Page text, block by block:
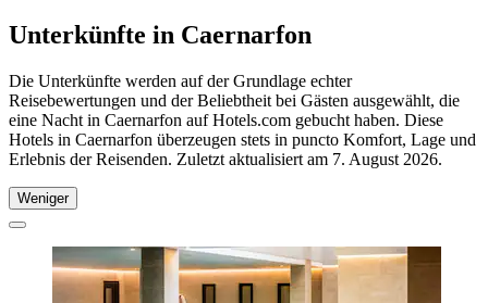
Unterkünfte in Caernarfon
Die Unterkünfte werden auf der Grundlage echter
Reisebewertungen und der Beliebtheit bei Gästen ausgewählt, die
eine Nacht in Caernarfon auf Hotels.com gebucht haben. Diese
Hotels in Caernarfon überzeugen stets in puncto Komfort, Lage und
Erlebnis der Reisenden. Zuletzt aktualisiert am 7. August 2026.
Weniger